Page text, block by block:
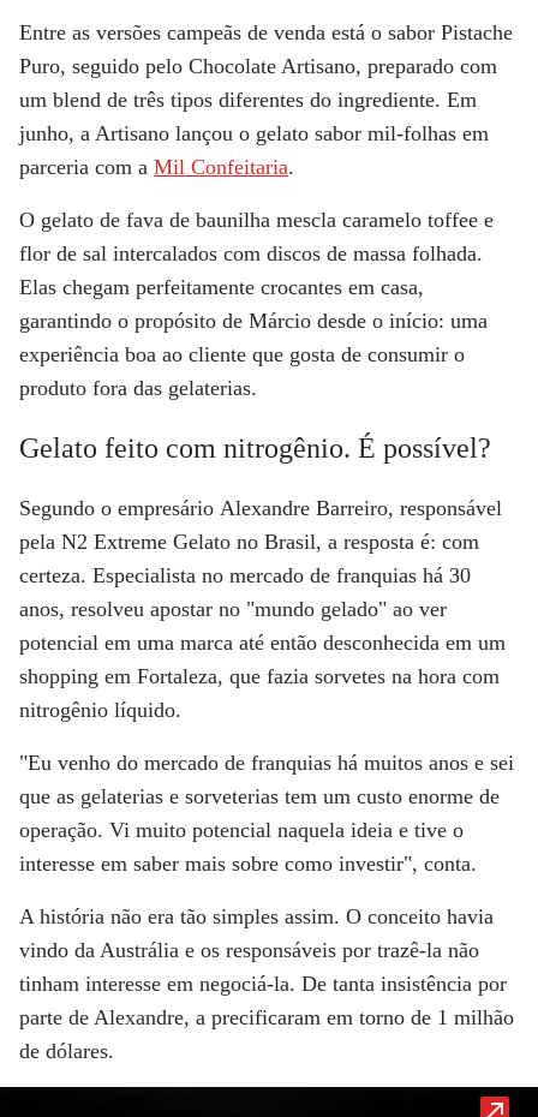
Entre as versões campeãs de venda está o sabor Pistache
Puro, seguido pelo Chocolate Artisano, preparado com
um blend de três tipos diferentes do ingrediente. Em
junho, a Artisano lançou o gelato sabor mil-folhas em
parceria com a Mil Confeitaria.
O gelato de fava de baunilha mescla caramelo toffee e
flor de sal intercalados com discos de massa folhada.
Elas chegam perfeitamente crocantes em casa,
garantindo o propósito de Márcio desde o início: uma
experiência boa ao cliente que gosta de consumir o
produto fora das gelaterias.
Gelato feito com nitrogênio. É possível?
Segundo o empresário Alexandre Barreiro, responsável
pela N2 Extreme Gelato no Brasil, a resposta é: com
certeza. Especialista no mercado de franquias há 30
anos, resolveu apostar no "mundo gelado" ao ver
potencial em uma marca até então desconhecida em um
shopping em Fortaleza, que fazia sorvetes na hora com
nitrogênio líquido.
"Eu venho do mercado de franquias há muitos anos e sei
que as gelaterias e sorveterias tem um custo enorme de
operação. Vi muito potencial naquela ideia e tive o
interesse em saber mais sobre como investir", conta.
A história não era tão simples assim. O conceito havia
vindo da Austrália e os responsáveis por trazê-la não
tinham interesse em negociá-la. De tanta insistência por
parte de Alexandre, a precificaram em torno de 1 milhão
de dólares.